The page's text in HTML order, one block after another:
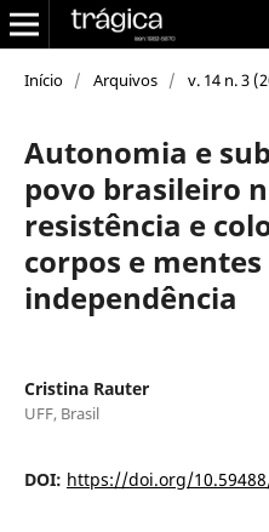
Início / Arquivos / v. 14 n. 3
Autonomia e
povo brasileiro
resistência e
corpos e
independência
Cristina Rauter
UFF, Brasil
DOI: https://doi.org/